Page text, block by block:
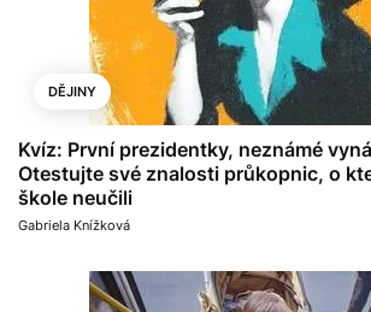
DĚJINY
Kvíz: První prezidentky, neznámé
Otestujte své znalosti průkopnic, o
škole neučili
Gabriela Knížková